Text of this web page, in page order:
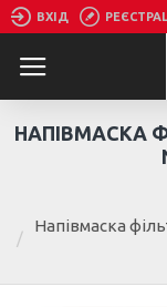
ВХІД
Напівмаска
НАПІВМАСКА